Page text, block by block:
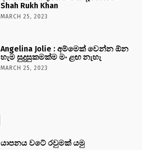
Shah Rukh Khan
MARCH 25, 2023
Angelina Jolie : අම්මෙක් වෙන්න ඕන
හැම සුදුසුකමක්ම මං ළඟ නැහැ
MARCH 25, 2023
යාපනය වටේ රවුමක් යමු